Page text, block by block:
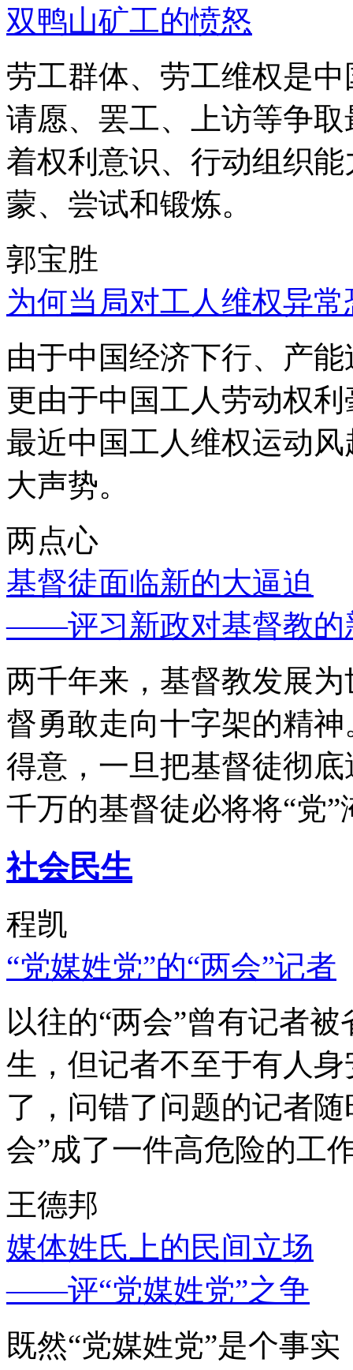
双鸭山矿工的愤怒
劳工群体、劳工维权是
请愿、罢工、上访等争
着权利意识、行动组织
蒙、尝试和锻炼。
郭宝胜
为何当局对工人维权异
由于中国经济下行、产
更由于中国工人劳动权
最近中国工人维权运动
大声势。
两点心
基督徒面临新的大逼迫
——评习新政对基督教的
两千年来，基督教发展
督勇敢走向十字架的精
得意，一旦把基督徒彻
千万的基督徒必将将“党”
社会民生
程凯
“党媒姓党”的“两会”记者
以往的“两会”曾有记者
生，但记者不至于有人
了，问错了问题的记者
会”成了一件高危险的工
王德邦
媒体姓氏上的民间立场
——评“党媒姓党”之争
既然“党媒姓党”是个事